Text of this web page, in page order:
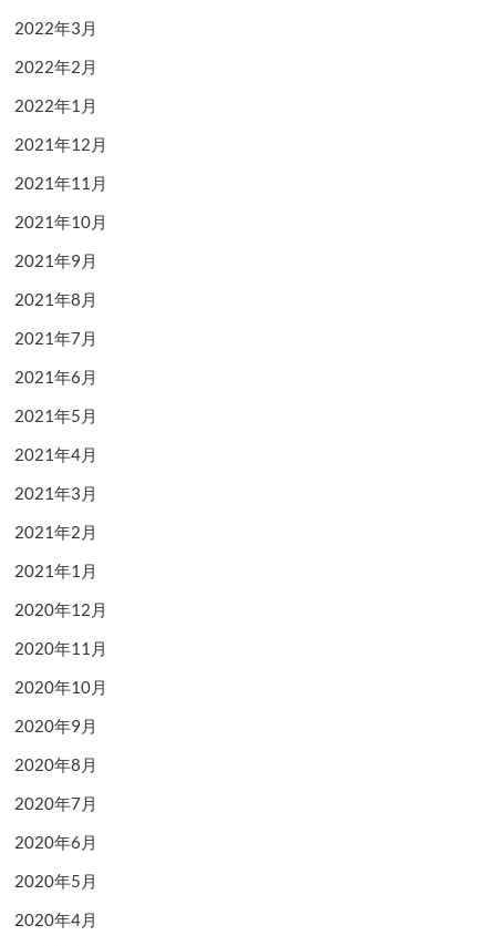
2022年3月
2022年2月
2022年1月
2021年12月
2021年11月
2021年10月
2021年9月
2021年8月
2021年7月
2021年6月
2021年5月
2021年4月
2021年3月
2021年2月
2021年1月
2020年12月
2020年11月
2020年10月
2020年9月
2020年8月
2020年7月
2020年6月
2020年5月
2020年4月